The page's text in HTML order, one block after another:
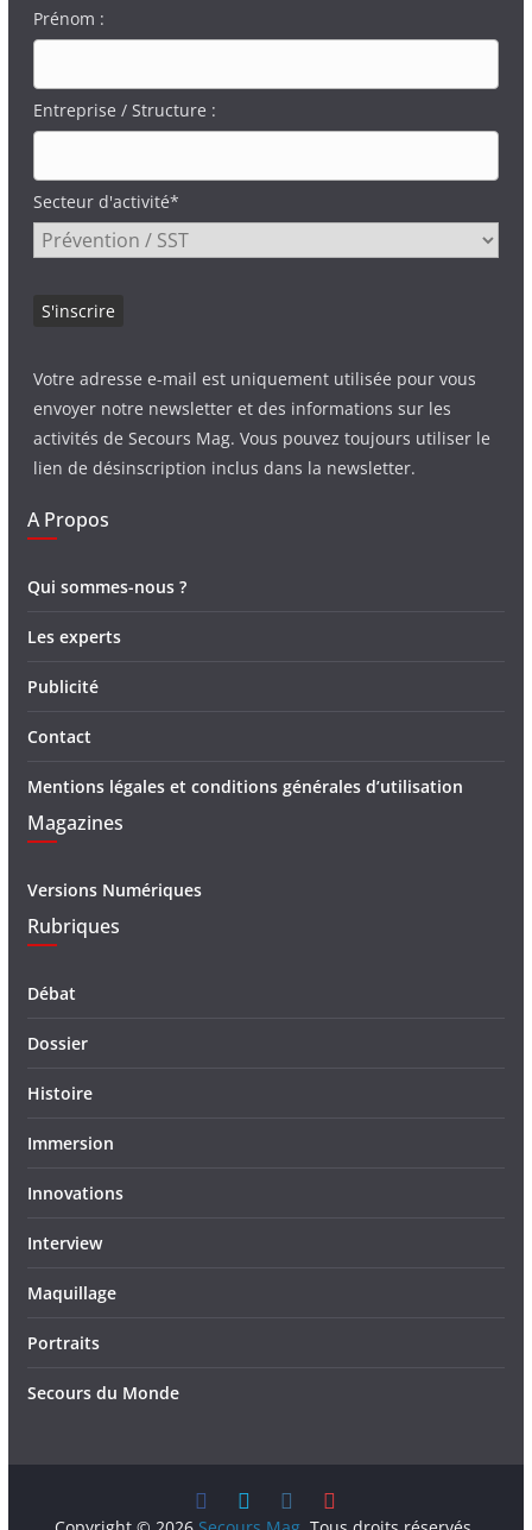
Prénom :
Entreprise / Structure :
Secteur d'activité*
Votre adresse e-mail est uniquement utilisée pour vous
envoyer notre newsletter et des informations sur les
activités de Secours Mag. Vous pouvez toujours utiliser le
lien de désinscription inclus dans la newsletter.
A Propos
Qui sommes-nous ?
Les experts
Publicité
Contact
Mentions légales et conditions générales d’utilisation
Magazines
Versions Numériques
Rubriques
Débat
Dossier
Histoire
Immersion
Innovations
Interview
Maquillage
Portraits
Secours du Monde